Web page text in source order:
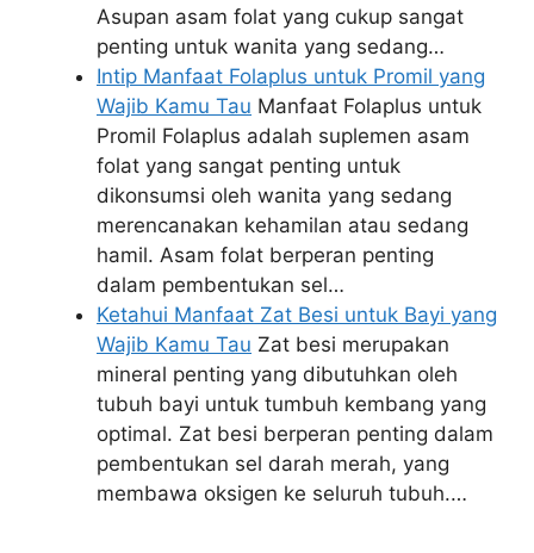
Asupan asam folat yang cukup sangat
penting untuk wanita yang sedang…
Intip Manfaat Folaplus untuk Promil yang
Wajib Kamu Tau Manfaat Folaplus untuk
Promil Folaplus adalah suplemen asam
folat yang sangat penting untuk
dikonsumsi oleh wanita yang sedang
merencanakan kehamilan atau sedang
hamil. Asam folat berperan penting
dalam pembentukan sel…
Ketahui Manfaat Zat Besi untuk Bayi yang
Wajib Kamu Tau Zat besi merupakan
mineral penting yang dibutuhkan oleh
tubuh bayi untuk tumbuh kembang yang
optimal. Zat besi berperan penting dalam
pembentukan sel darah merah, yang
membawa oksigen ke seluruh tubuh.…